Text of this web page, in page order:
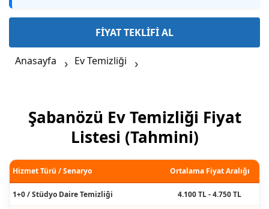
FİYAT TEKLİFİ AL
Anasayfa Ev Temizliği
Şabanözü Ev Temizliği Fiyat
Listesi (Tahmini)
Hizmet Türü / Senaryo Ortalama Fiyat Aralığı
1+0 / Stüdyo Daire Temizliği 4.100 TL - 4.750 TL